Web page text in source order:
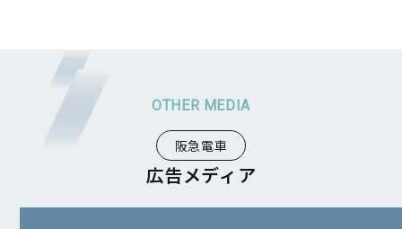
阪急電車
広告メディア